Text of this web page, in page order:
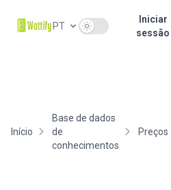
PT Use setting
Iniciar
sessão
Início
Base de dados
de
conhecimentos
Preços